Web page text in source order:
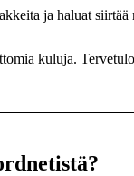
ja haluat siirtää
kuluja.